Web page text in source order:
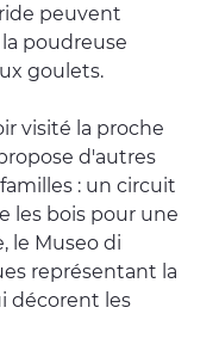
peuvent
poudreuse
goulets.
visité la proche
d'autres
: un circuit
les bois pour une
le Museo di
représentant la
décorent les